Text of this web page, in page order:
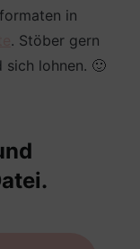
in
. Stöber gern
sich lohnen. 🙂